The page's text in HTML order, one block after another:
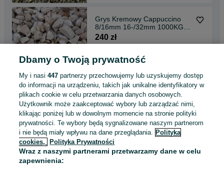
Grys Kremowy Cappuccino
8/16mm 16-/32mm 1000KG
luz DOSTAWA śląsk
240 zł
Orzesze, Centrum
Grys Granitowy 8-16 lub 16-
22mm Kamień Ogród Grys
Żwir Mikołów Żory
280 zł
Orzesze, Centrum
Odświeżono dnia 06 sierpnia 2026
Dbamy o Twoją prywatność
My i nasi447 partnerzy przechowujemy lub uzyskujemy dostęp
do informacji na urządzeniu, takich jak unikalne identyfikatory w
plikach cookie w celu przetwarzania danych osobowych.
Użytkownik może zaakceptować wybory lub zarządzać nimi,
klikając poniżej lub w dowolnym momencie na stronie polityki
prywatności. Te wybory będą sygnalizowane naszym partnerom
i nie będą miały wpływu na dane przeglądania. Polityka
cookies,
Polityka Prywatności
Wraz z naszymi partnerami przetwarzamy dane w celu
zapewnienia: